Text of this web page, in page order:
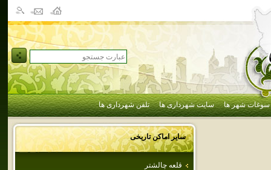
سوغات شهر ها سایت شهرداری ها تلفن شهرداری ها
سایر اماکن تاریخی
قلعه‌ چالشتر